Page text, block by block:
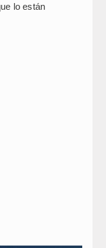
lo están